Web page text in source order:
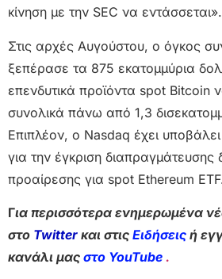
κίνηση με την SEC να εντάσσεται».
Στις αρχές Αυγούστου, ο όγκος
ξεπέρασε τα 875 εκατομμύρια
επενδυτικά προϊόντα spot Bitcoin
συνολικά πάνω από 1,3
Επιπλέον, ο Nasdaq έχει
για την έγκριση διαπραγμάτευσης
προαίρεσης για spot Ethereum
Για περισσότερα ενημερωμένα
στο Twitter και στις Ειδήσεις ή
κανάλι μας στο YouTube .